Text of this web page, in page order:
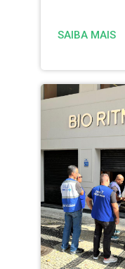
SAIBA MAIS